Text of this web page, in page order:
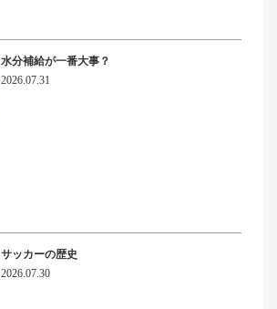
水分補給が一番大事？
2026.07.31
サッカーの歴史
2026.07.30